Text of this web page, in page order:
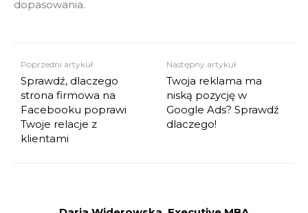
dopasowania.
Poprzedni artykuł
Sprawdź, dlaczego
strona firmowa na
Facebooku poprawi
Twoje relacje z
klientami
Następny artykuł
Twoja reklama ma
niską pozycję w
Google Ads? Sprawdź
dlaczego!